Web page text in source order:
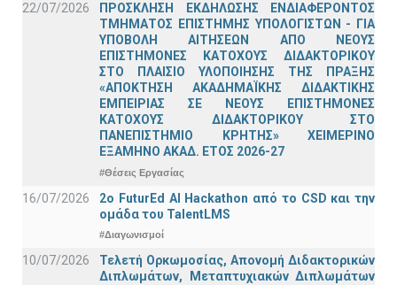
22/07/2026
ΠΡΟΣΚΛΗΣΗ ΕΚΔΗΛΩΣΗΣ ΕΝΔΙΑΦΕΡΟΝΤΟΣ
ΤΜΗΜΑΤΟΣ ΕΠΙΣΤΗΜΗΣ ΥΠΟΛΟΓΙΣΤΩΝ - ΓΙΑ
ΥΠΟΒΟΛΗ ΑΙΤΗΣΕΩΝ ΑΠΟ ΝΕΟΥΣ
ΕΠΙΣΤΗΜΟΝΕΣ ΚΑΤΟΧΟΥΣ ΔΙΔΑΚΤΟΡΙΚΟΥ
ΣΤΟ ΠΛΑΙΣΙΟ ΥΛΟΠΟΙΗΣΗΣ ΤΗΣ ΠΡΑΞΗΣ
«ΑΠΟΚΤΗΣΗ ΑΚΑΔΗΜΑΪΚΗΣ ΔΙΔΑΚΤΙΚΗΣ
ΕΜΠΕΙΡΙΑΣ ΣΕ ΝΕΟΥΣ ΕΠΙΣΤΗΜΟΝΕΣ
ΚΑΤΟΧΟΥΣ ΔΙΔΑΚΤΟΡΙΚΟΥ ΣΤΟ
ΠΑΝΕΠΙΣΤΗΜΙΟ ΚΡΗΤΗΣ» ΧΕΙΜΕΡΙΝΟ
ΕΞΑΜΗΝΟ ΑΚΑΔ. ΕΤΟΣ 2026-27
#Θέσεις Εργασίας
16/07/2026
2o FuturEd AI Hackathon από το CSD και την
ομάδα του TalentLMS
#Διαγωνισμοί
10/07/2026
Τελετή Ορκωμοσίας, Απονομή Διδακτορικών
Διπλωμάτων, Μεταπτυχιακών Διπλωμάτων